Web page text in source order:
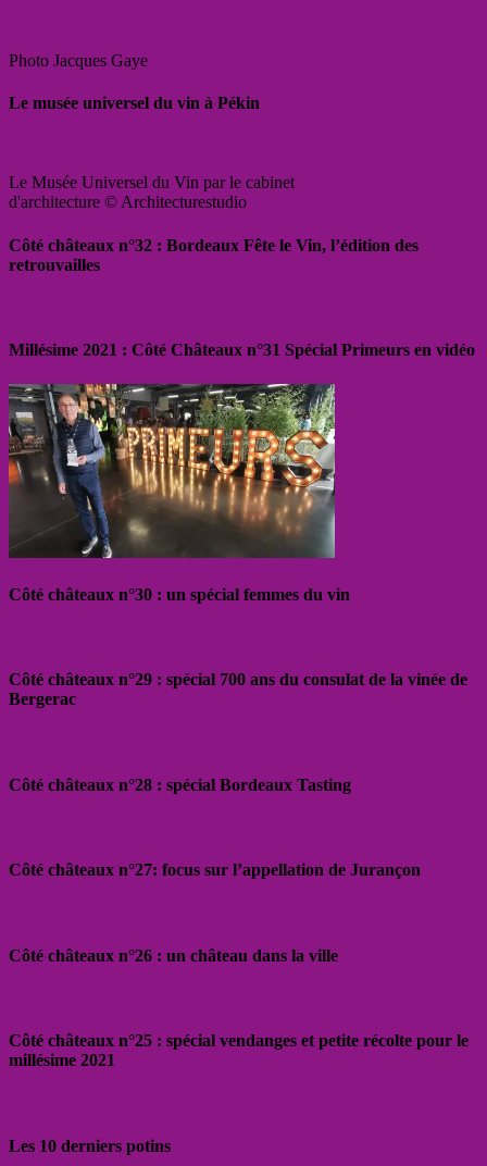
Photo Jacques Gaye
Le musée universel du vin à Pékin
Le Musée Universel du Vin par le cabinet
d'architecture © Architecturestudio
Côté châteaux n°32 : Bordeaux Fête le Vin, l’édition des
retrouvailles
Millésime 2021 : Côté Châteaux n°31 Spécial Primeurs en vidéo
Côté châteaux n°30 : un spécial femmes du vin
Côté châteaux n°29 : spécial 700 ans du consulat de la vinée de
Bergerac
Côté châteaux n°28 : spécial Bordeaux Tasting
Côté châteaux n°27: focus sur l’appellation de Jurançon
Côté châteaux n°26 : un château dans la ville
Côté châteaux n°25 : spécial vendanges et petite récolte pour le
millésime 2021
Les 10 derniers potins